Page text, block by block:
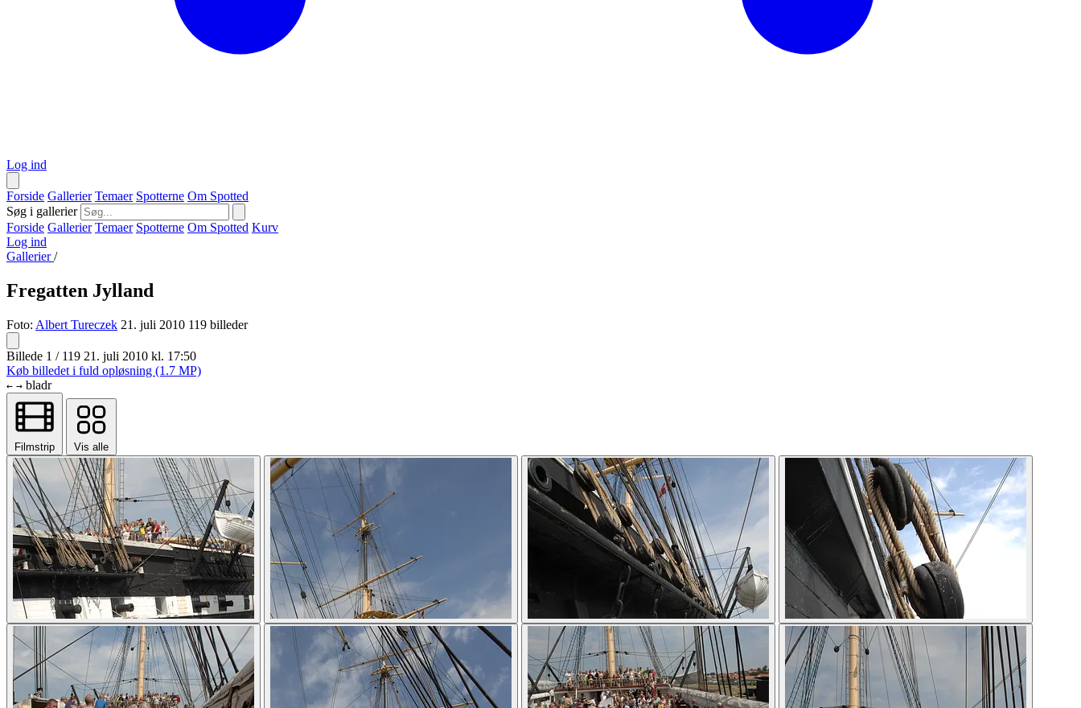
Log ind
Forside Gallerier Temaer Spotterne Om Spotted
Søg i gallerier
Forside Gallerier Temaer Spotterne Om Spotted Kurv
Log ind
Gallerier/
Fregatten Jylland
Foto: Albert Tureczek 21. juli 2010 119 billeder
Billede 1 / 119 21. juli 2010 kl. 17:50
Køb billedet i fuld opløsning (1.7 MP)
← → bladr
Filmstrip Vis alle